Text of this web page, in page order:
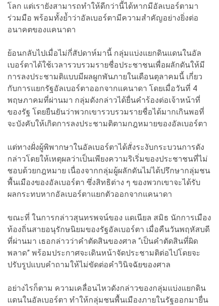
โลก แต่เรายังสามารถทำให้ดีกว่านี้ได้หากมีอัลเบอร์ตามา
ร่วมมือ พร้อมทั้งย้ำว่าอัลเบอร์ตามีความสำคัญอย่างยิ่งต่อ
อนาคตของแคนาดา
ย้อนกลับไปเมื่อไม่กี่สัปดาห์มานี้ กลุ่มแบ่งแยกดินแดนในอัล
เบอร์ตาได้ใช้เวลารวบรวมรายชื่อประชาชนเพื่อผลักดันให้มี
การลงประชามติแบบมีผลผูกพันภายในเดือนตุลาคมนี้ เกี่ยว
กับการแยกรัฐอัลเบอร์ตาออกจากแคนาดา โดยเมื่อวันที่ 4
พฤษภาคมที่ผ่านมา กลุ่มดังกล่าวได้ยื่นคำร้องต่อเจ้าหน้าที่
ของรัฐ โดยยืนยันว่าพวกเขารวบรวมรายชื่อได้มากเกินพอที่
จะบังคับให้เกิดการลงประชามติตามกฎหมายของอัลเบอร์ตา
แต่ทางฝั่งผู้พิพากษาในอัลเบอร์ตาได้สั่งระงับกระบวนการดัง
กล่าวโดยให้เหตุผลว่าเป็นเพียงความริเริ่มของประชาชนที่ไม่
ชอบด้วยกฎหมาย เนื่องจากกลุ่มผู้ผลักดันไม่ได้ปรึกษากลุ่มชน
พื้นเมืองของอัลเบอร์ตา ซึ่งสิทธิต่าง ๆ ของพวกเขาจะได้รับ
ผลกระทบหากอัลเบอร์ตาแยกตัวออกจากแคนาดา
ขณะที่ ในการกล่าวสุนทรพจน์ของ แดเนียล สมิธ นักการเมือง
ท้องถิ่นสายอนุรักษนิยมของรัฐอัลเบอร์ตา เมื่อคืนวันพฤหัสบดี
ที่ผ่านมา เธอกล่าวว่าคำตัดสินของศาล “เป็นคำตัดสินที่ผิด
พลาด” พร้อมประกาศจะเดินหน้าจัดประชามติต่อไปโดยจะ
ปรับรูปแบบคำถามให้ไม่ขัดต่อคำวินิจฉัยของศาล
อย่างไรก็ตาม ความเคลื่อนไหวดังกล่าวของกลุ่มแบ่งแยกดิน
แดนในอัลเบอร์ตา ทำให้กลุ่มชนพื้นเมืองภายในรัฐออกมายื่น